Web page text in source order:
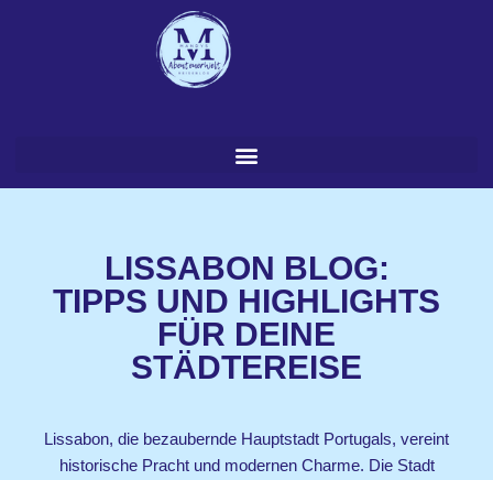
LISSABON BLOG:
TIPPS UND HIGHLIGHTS
FÜR DEINE
STÄDTEREISE
Lissabon, die bezaubernde Hauptstadt Portugals, vereint
historische Pracht und modernen Charme. Die Stadt